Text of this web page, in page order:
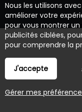
Nous les utilisons
améliorer votre
pour vous montrer
publicités ciblées,
pour comprendre la
J'accepte
Gérer mes